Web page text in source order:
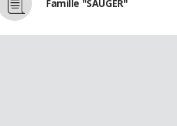
Famille "SAUGER"